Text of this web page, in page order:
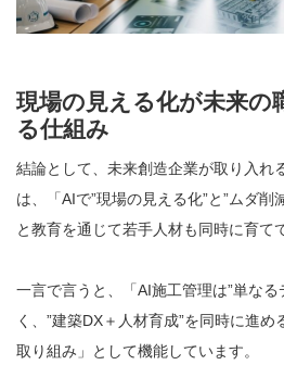
現場の見える化が未来の
る仕組み
結論として、未来創造企業が取り入れ
は、「AIで”現場の見える化”と”ムダ削
と教育を通じて若手人材も同時に育て
一言で言うと、「AI施工管理は”単な
く、”建築DX＋人材育成”を同時に進
取り組み」として機能しています。